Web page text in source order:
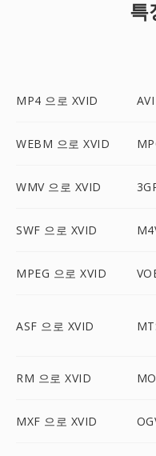
특
MP4 으로 XVID
WEBM 으로 XVID
WMV 으로 XVID
SWF 으로 XVID
MPEG 으로 XVID
ASF 으로 XVID
RM 으로 XVID
MXF 으로 XVID